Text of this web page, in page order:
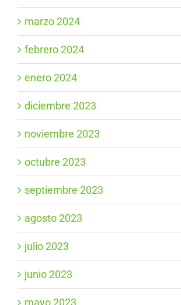
marzo 2024
febrero 2024
enero 2024
diciembre 2023
noviembre 2023
octubre 2023
septiembre 2023
agosto 2023
julio 2023
junio 2023
mayo 2023